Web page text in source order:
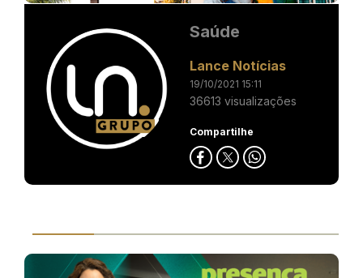
Saúde
Lance Notícias
19/10/2021 15:11
36613 visualizações
Compartilhe